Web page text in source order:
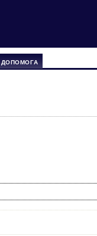
ДОПОМОГА